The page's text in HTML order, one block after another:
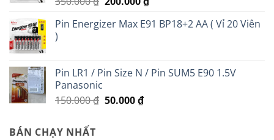
là:
tại
Pin Energizer Max E91 BP18+2 AA ( Vỉ 20 Viên
)
Pin LR1 / Pin Size N / Pin SUM5 E90 1.5V
Panasonic
150.000₫ Giá
50.000₫Giá
BÁN CHẠY NHẤT